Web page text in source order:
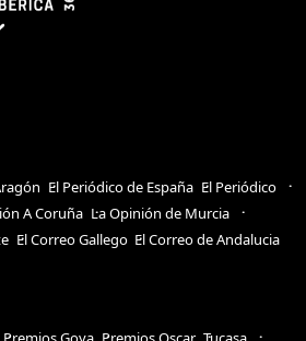
El Periódico de España El Periódico
A Coruña La Opinión de Murcia
El Correo Gallego El Correo de Andalucia